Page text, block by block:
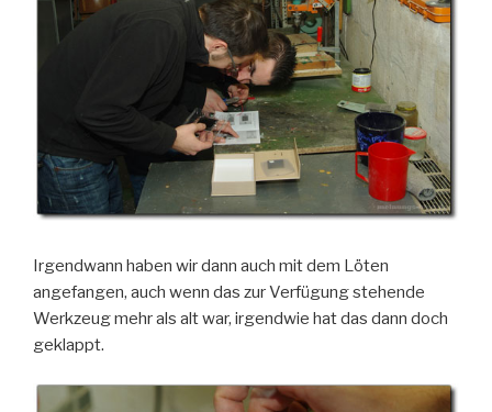
Irgendwann haben wir dann auch mit dem Löten
angefangen, auch wenn das zur Verfügung stehende
Werkzeug mehr als alt war, irgendwie hat das dann doch
geklappt.